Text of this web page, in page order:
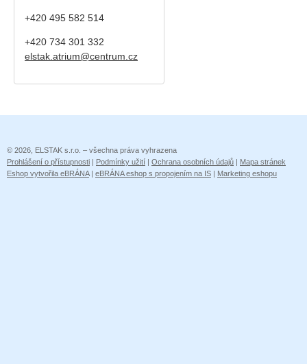
+420 495 582 514
+420 734 301 332
elstak.atrium@centrum.cz
© 2026, ELSTAK s.r.o. – všechna práva vyhrazena
Prohlášení o přístupnosti | Podmínky užití | Ochrana osobních údajů | Mapa stránek
Eshop vytvořila eBRÁNA| eBRÁNA eshop s propojením na IS | Marketing eshopu